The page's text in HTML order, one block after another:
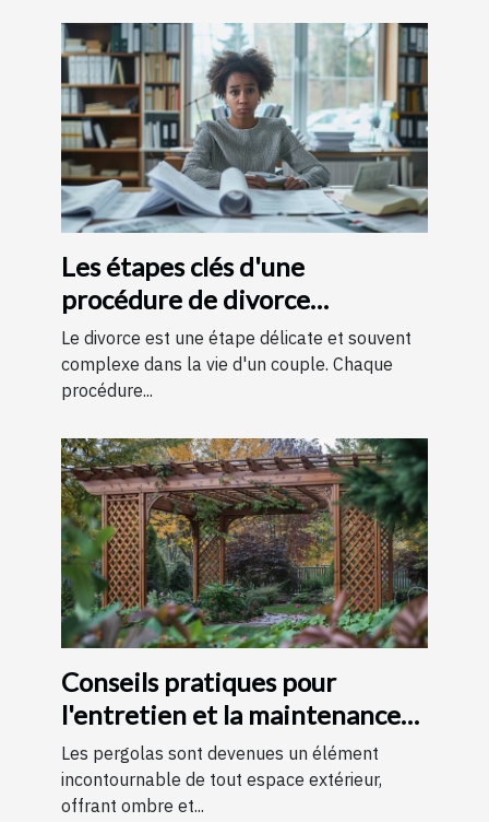
Les étapes clés d'une
procédure de divorce
expliquées simplement
Le divorce est une étape délicate et souvent
complexe dans la vie d'un couple. Chaque
procédure...
Conseils pratiques pour
l'entretien et la maintenance
des pergolas
Les pergolas sont devenues un élément
incontournable de tout espace extérieur,
offrant ombre et...